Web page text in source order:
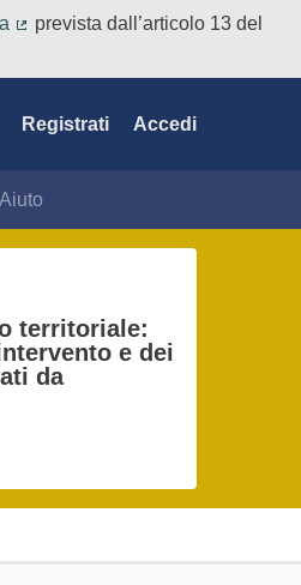
prevista dall’articolo 13 del
Registrati Accedi
Aiuto
territoriale:
e dei
da